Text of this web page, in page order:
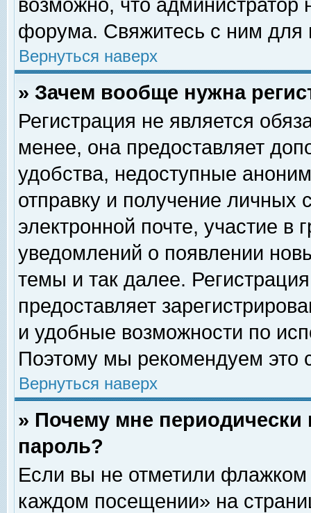
возможно, что
форума. Свяжитесь с ним для
Вернуться наверх
» Зачем вообще нужна
Регистрация не является
менее, она предоставляет
удобства, недоступные
отправку и получение личных
электронной почте, участие в
уведомлений о появлении
темы и так далее.
предоставляет
и удобные возможности по
Поэтому мы рекомендуем это
Вернуться наверх
» Почему мне
пароль?
Если вы не отметили флажком
каждом посещении» на